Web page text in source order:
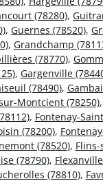
(78280),
, Guernes (78520),
, Grandchamp
(78770),
, Gargenville
(78490),
Montcient (78250),
, Fontenay-
(78200),
(78520), Flins-
(78790),
(78810),